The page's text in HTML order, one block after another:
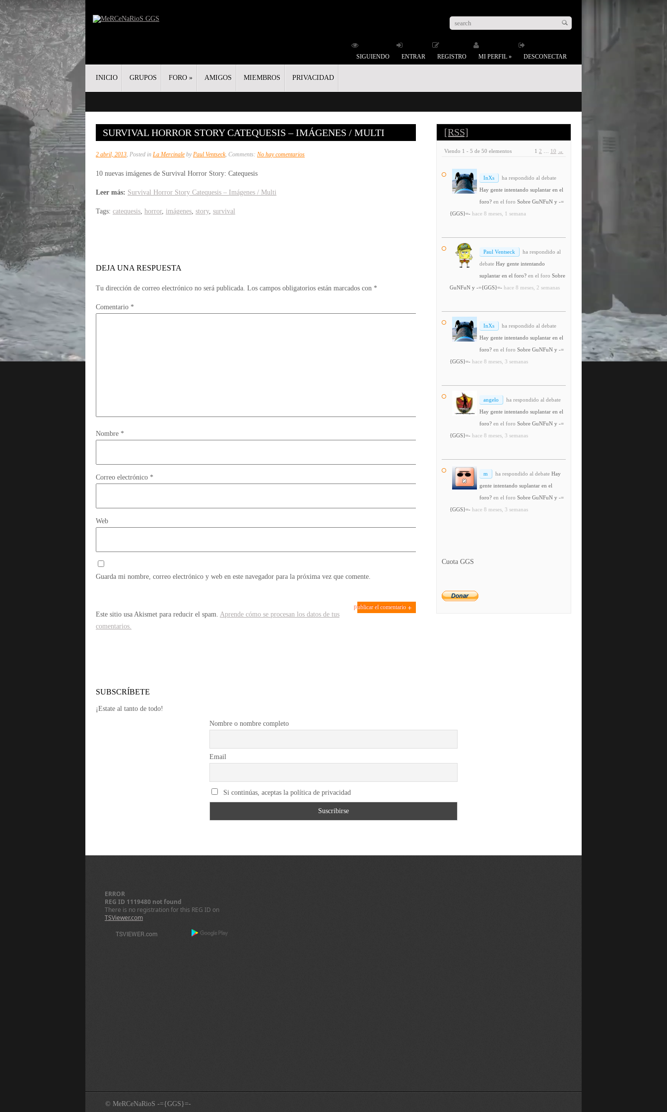
SIGUIENDO ENTRAR REGISTRO MI PERFIL » DESCONECTAR
INICIO GRUPOS FORO » AMIGOS MIEMBROS PRIVACIDAD
SURVIVAL HORROR STORY CATEQUESIS – IMÁGENES / MULTI
2 abril, 2013, Posted in La Mercinale byPaul Ventseck, Comments: No hay comentariosen
10 nuevas imágenes de Survival Horror Story: Catequesis
Leer más: Survival Horror Story Catequesis – Imágenes / Multi
Tags: catequesis, horror, imágenes, story, survival
DEJA UNA RESPUESTA
Tu dirección de correo electrónico no será publicada. Los campos obligatorios están marcados con *
Comentario *
Nombre *
Correo electrónico *
Web
Guarda mi nombre, correo electrónico y web en este navegador para la próxima vez que comente.
Este sitio usa Akismet para reducir el spam. Aprende cómo se procesan los datos de tus
comentarios.
[RSS]
Viendo 1 - 5 de 50 elementos 1 2 10 →
InXs
ha respondido al debate
Hay gente intentando suplantar en el
foro? en el foro Sobre GuNFuN y -=
{GGS}=- hace 8 meses, 1 semana
Paul Ventseck
ha respondido al
debate Hay gente intentando
suplantar en el foro? en el foro Sobre
GuNFuN y -={GGS}=- hace 8 meses, 2 semanas
InXs
ha respondido al debate
Hay gente intentando suplantar en el
foro? en el foro Sobre GuNFuN y -=
{GGS}=- hace 8 meses, 3 semanas
angelo
ha respondido al debate
Hay gente intentando suplantar en el
foro? en el foro Sobre GuNFuN y -=
{GGS}=- hace 8 meses, 3 semanas
m ha respondido al debate Hay
gente intentando suplantar en el
foro? en el foro Sobre GuNFuN y -=
{GGS}=- hace 8 meses, 3 semanas
Cuota GGS
SUBSCRÍBETE
¡Estate al tanto de todo!
Nombre o nombre completo
Email
Si continúas, aceptas la política de privacidad
ERROR
REG ID 1119480 not found
There is no registration for this REG ID on
TSViewer.com
© MeRCeNaRioS -={GGS}=-